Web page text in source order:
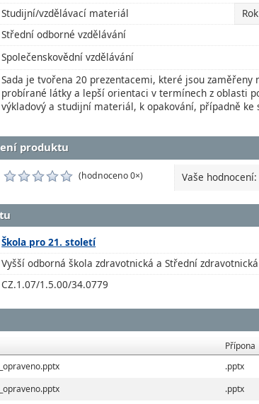
Studijní/vzdělávací materiál
Střední odborné vzdělávání
Společenskovědní vzdělávání
Sada je tvořena 20 prezentacemi, které jsou
probírané látky a lepší orientaci v termínech z oblasti
výkladový a studijní materiál, k opakování, případně
produktu
(hodnoceno 0×) Vaše hodnocení:
Škola pro 21. století
Vyšší odborná škola zdravotnická a Střední
CZ.1.07/1.5.00/34.0779
Přípona
.pptx
.pptx